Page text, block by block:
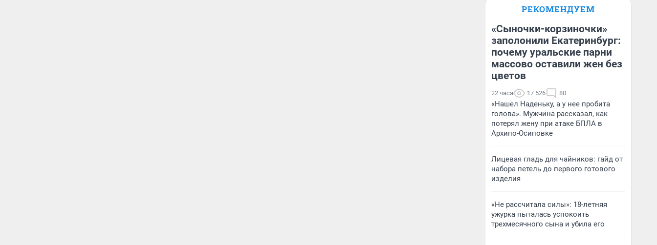
Стас Соколов
РЕКОМЕНДУЕМ
«Сыночки-корзиночки»
заполонили Екатеринбург:
почему уральские парни
массово оставили жен без
цветов
22 часа 17 526 80
«Нашел Наденьку, а у нее пробита
голова». Мужчина рассказал, как
потерял жену при атаке БПЛА в
Архипо-Осиповке
Лицевая гладь для чайников: гайд от
набора петель до первого готового
изделия
«Не рассчитала силы»: 18-летняя
ужурка пыталась успокоить
трехмесячного сына и убила его